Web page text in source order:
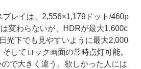
レイは、2,556×1,179ドット/460p
変わらないが、HDRが最大1,600c
光下でも見やすいように最大2,000
してロック画面の常時点灯可能。
で大きく違う。欲しかった人には